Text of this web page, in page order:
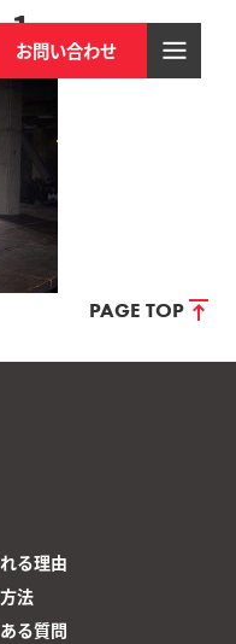
お問い合わせ
1
PAGE TOP
る理由
法
る質問